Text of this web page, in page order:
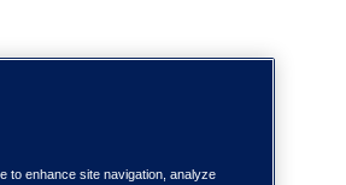
to enhance site navigation, analyze